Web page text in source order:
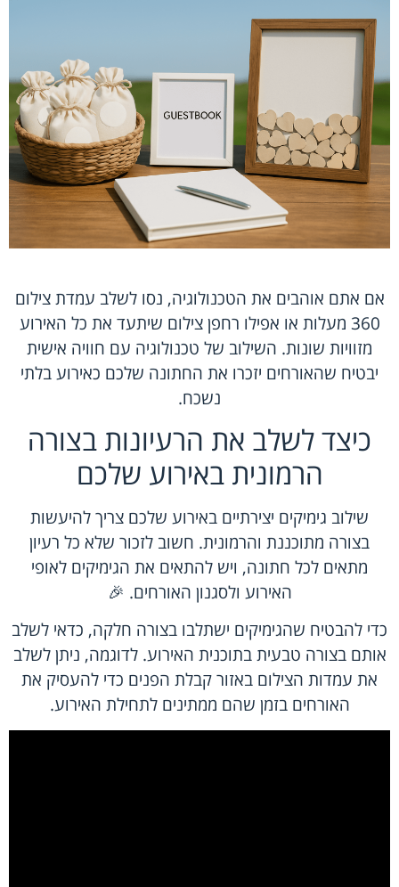
אם אתם אוהבים את הטכנולוגיה, נסו לשלב עמדת צילום
360 מעלות או אפילו רחפן צילום שיתעד את כל האירוע
מזוויות שונות. השילוב של טכנולוגיה עם חוויה אישית
יבטיח שהאורחים יזכרו את החתונה שלכם כאירוע בלתי
נשכח.
כיצד לשלב את הרעיונות בצורה
הרמונית באירוע שלכם
שילוב גימיקים יצירתיים באירוע שלכם צריך להיעשות
בצורה מתוכננת והרמונית. חשוב לזכור שלא כל רעיון
מתאים לכל חתונה, ויש להתאים את הגימיקים לאופי
האירוע ולסגנון האורחים. 🎉
כדי להבטיח שהגימיקים ישתלבו בצורה חלקה, כדאי לשלב
אותם בצורה טבעית בתוכנית האירוע. לדוגמה, ניתן לשלב
את עמדות הצילום באזור קבלת הפנים כדי להעסיק את
האורחים בזמן שהם ממתינים לתחילת האירוע.